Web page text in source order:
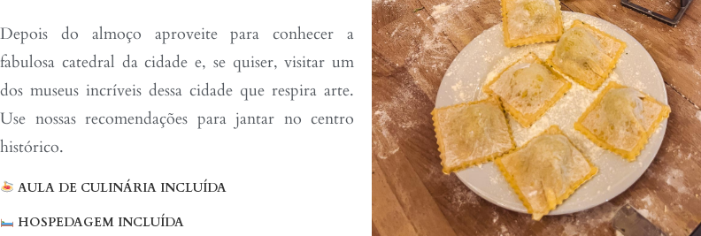
Depois do almoço aproveite para conhecer a
fabulosa catedral da cidade e, se quiser, visitar um
dos museus incríveis dessa cidade que respira arte.
Use nossas recomendações para jantar no centro
histórico.
AULA DE CULINÁRIA INCLUÍDA
HOSPEDAGEM INCLUÍDA